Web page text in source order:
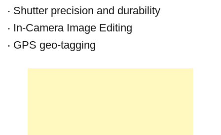
‧ Shutter precision and durability
‧ In-Camera Image Editing
‧ GPS geo-tagging